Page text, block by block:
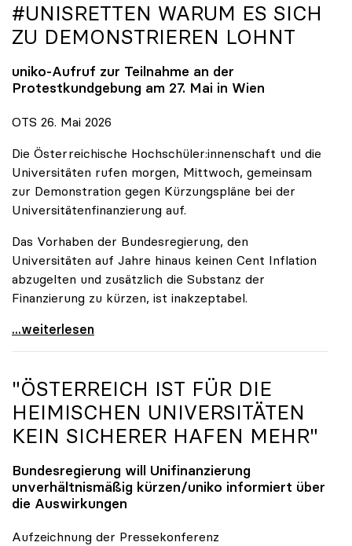
#UNISRETTEN WARUM ES SICH
ZU DEMONSTRIEREN LOHNT
uniko-Aufruf zur Teilnahme an der
Protestkundgebung am 27. Mai in Wien
OTS 26. Mai 2026
Die Österreichische Hochschüler:innenschaft und die
Universitäten rufen morgen, Mittwoch, gemeinsam
zur Demonstration gegen Kürzungspläne bei der
Universitätenfinanzierung auf.
Das Vorhaben der Bundesregierung, den
Universitäten auf Jahre hinaus keinen Cent Inflation
abzugelten und zusätzlich die Substanz der
Finanzierung zu kürzen, ist inakzeptabel.
#UnisRetten Warum es sich zu demonstrieren lohnt
...weiterlesen
"ÖSTERREICH IST FÜR DIE
HEIMISCHEN UNIVERSITÄTEN
KEIN SICHERER HAFEN MEHR"
Bundesregierung will Unifinanzierung
unverhältnismäßig kürzen/uniko informiert über
die Auswirkungen
Aufzeichnung der Pressekonferenz